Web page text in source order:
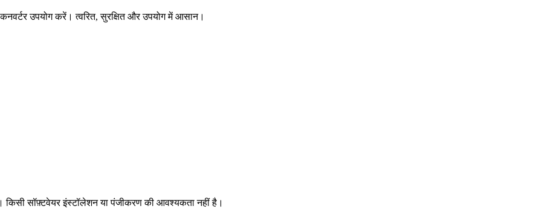
उपयोग करें। त्वरित, सुरक्षित और उपयोग में आसान।
सॉफ़्टवेयर इंस्टॉलेशन या पंजीकरण की आवश्यकता नहीं है।